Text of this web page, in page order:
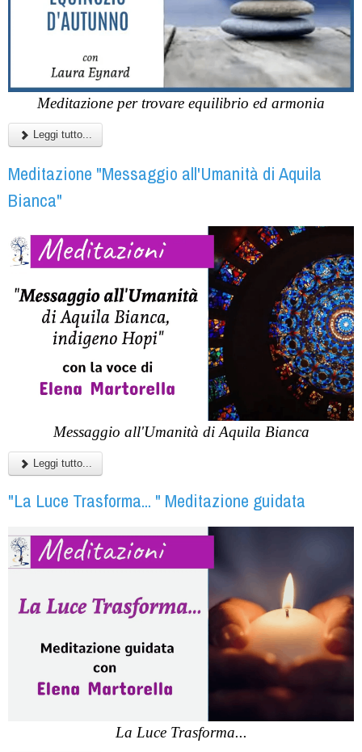
Meditazione per trovare equilibrio ed armonia
Leggi tutto...
Meditazione "Messaggio all'Umanità di Aquila
Bianca"
Messaggio all'Umanità di Aquila Bianca
Leggi tutto...
"La Luce Trasforma... " Meditazione guidata
La Luce Trasforma...